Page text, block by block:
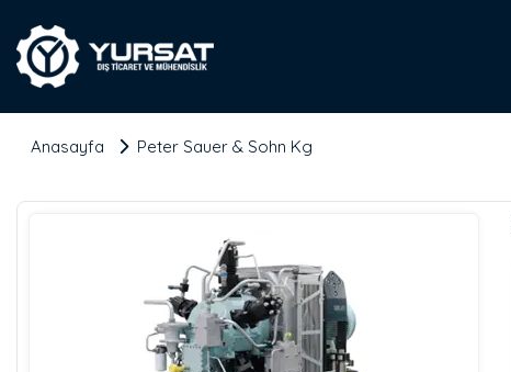
Anasayfa Peter Sauer & Sohn Kg